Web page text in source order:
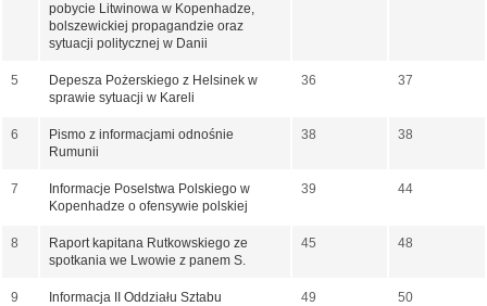
pobycie Litwinowa w Kopenhadze,
bolszewickiej propagandzie oraz
sytuacji politycznej w Danii
5
Depesza Pożerskiego z Helsinek w
sprawie sytuacji w Kareli
36 37
6
Pismo z informacjami odnośnie
Rumunii
38 38
7
Informacje Poselstwa Polskiego w
Kopenhadze o ofensywie polskiej
39 44
8
Raport kapitana Rutkowskiego ze
spotkania we Lwowie z panem S.
45 48
9
Informacja II Oddziału Sztabu
49 50